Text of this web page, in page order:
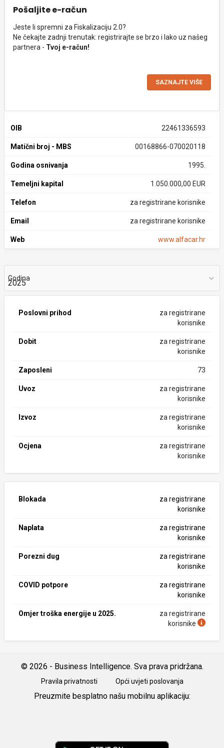
Pošaljite e-račun
Jeste li spremni za Fiskalizaciju 2.0?
Ne čekajte zadnji trenutak: registrirajte se brzo i lako uz našeg
partnera - Tvoj e-račun!
SAZNAJTE VIŠE
OIB 22461336593
Matični broj - MBS 00168866-070020118
Godina osnivanja 1995.
Temeljni kapital 1.050.000,00 EUR
Telefon za registrirane korisnike
Email za registrirane korisnike
Web www.alfacar.hr
Godina
Poslovni prihod
za registrirane
korisnike
Dobit
za registrirane
korisnike
Zaposleni 73
Uvoz
za registrirane
korisnike
Izvoz
za registrirane
korisnike
Ocjena
za registrirane
korisnike
Blokada
za registrirane
korisnike
Naplata
za registrirane
korisnike
Porezni dug
za registrirane
korisnike
COVID potpore
za registrirane
korisnike
Omjer troška energije u 2025.
za registrirane
korisnike
© 2026 - Business Intelligence. Sva prava pridržana.
Pravila privatnosti Opći uvjeti poslovanja
Preuzmite besplatno našu mobilnu aplikaciju: